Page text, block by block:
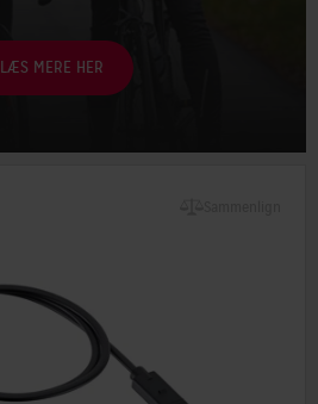
LÆS MERE HER